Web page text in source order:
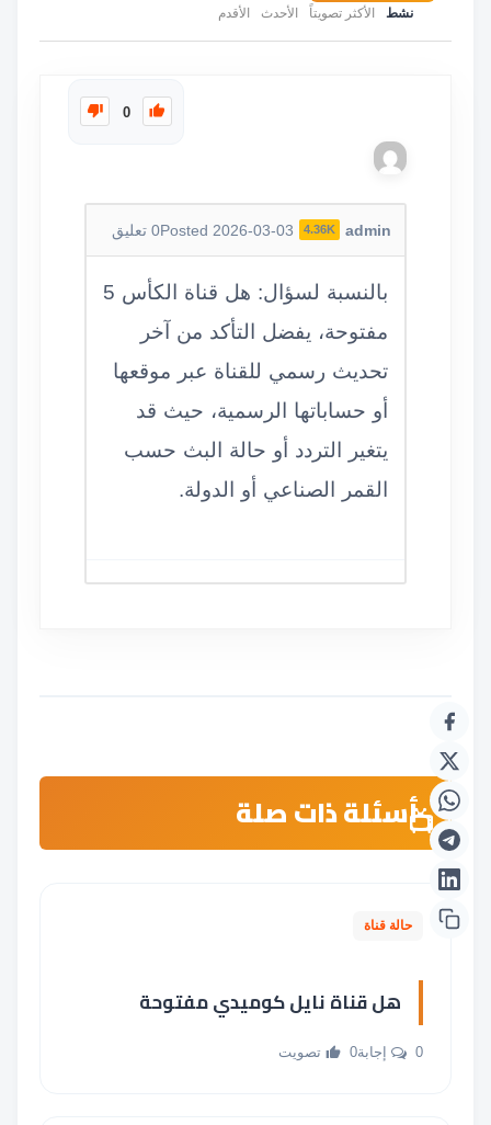
نشط الأكثر تصويتاً الأحدث الأقدم
0
admin
4.36K
Posted 2026-03-03
0 تعليق
بالنسبة لسؤال: هل قناة الكأس 5
مفتوحة، يفضل التأكد من آخر
تحديث رسمي للقناة عبر موقعها
أو حساباتها الرسمية، حيث قد
يتغير التردد أو حالة البث حسب
القمر الصناعي أو الدولة.
أسئلة ذات صلة
حالة قناة
هل قناة نايل كوميدي مفتوحة
0 إجابة 0 تصويت